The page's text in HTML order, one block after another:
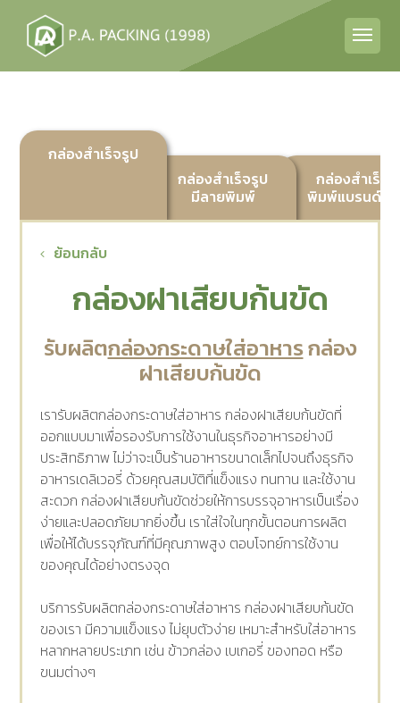
กล่องสำเร็จรูป
กล่องสำเร็จรูป
มีลายพิมพ์
กล่องสำเร็จ
พิมพ์แบรนด์ลู
ย้อนกลับ
กล่องฝาเสียบก้นขัด
รับผลิตกล่องกระดาษใส่อาหารกล่อง
ฝาเสียบก้นขัด
เรารับผลิตกล่องกระดาษใส่อาหาร กล่องฝาเสียบก้นขัดที่
ออกแบบมาเพื่อรองรับการใช้งานในธุรกิจอาหารอย่างมี
ประสิทธิภาพ ไม่ว่าจะเป็นร้านอาหารขนาดเล็กไปจนถึงธุรกิจ
อาหารเดลิเวอรี่ ด้วยคุณสมบัติที่แข็งแรง ทนทาน และใช้งาน
สะดวก กล่องฝาเสียบก้นขัดช่วยให้การบรรจุอาหารเป็นเรื่อง
ง่ายและปลอดภัยมากยิ่งขึ้น เราใส่ใจในทุกขั้นตอนการผลิต
เพื่อให้ได้บรรจุภัณฑ์ที่มีคุณภาพสูง ตอบโจทย์การใช้งาน
ของคุณได้อย่างตรงจุด
บริการรับผลิตกล่องกระดาษใส่อาหาร กล่องฝาเสียบก้นขัด
ของเรา มีความแข็งแรง ไม่ยุบตัวง่าย เหมาะสำหรับใส่อาหาร
หลากหลายประเภท เช่น ข้าวกล่อง เบเกอรี่ ของทอด หรือ
ขนมต่างๆ